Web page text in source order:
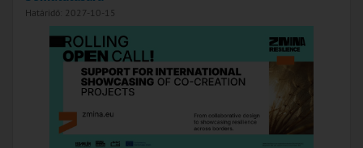
Határidő: 2027-10-15